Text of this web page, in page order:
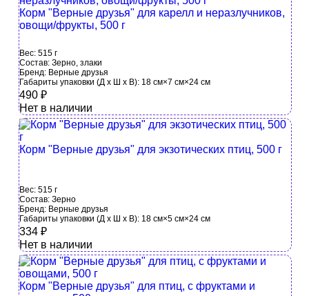
Корм "Верные друзья" для карелл и неразлучников,
овощи/фрукты, 500 г
Вес:515 г
Состав:Зерно, злаки
Бренд: Верные друзья
Габариты упаковки (Д х Ш х В): 18 см×7 см×24 см
490₽
Нет в наличии
Корм "Верные друзья" для экзотических птиц, 500 г
Вес:515 г
Состав:Зерно
Бренд: Верные друзья
Габариты упаковки (Д х Ш х В): 18 см×5 см×24 см
334₽
Нет в наличии
Корм "Верные друзья" для птиц, с фруктами и